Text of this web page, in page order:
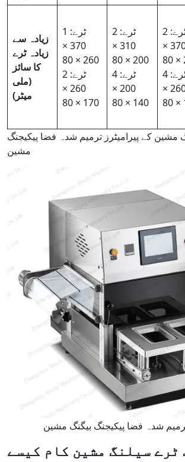
زیادہ سے
زیادہ ٹرے
کا سائز
(ملی
میٹر)
1 ٹرے:
370 ×
260 × 80
2 ٹرے:
260 ×
170 × 80
2 ٹرے:
310 ×
200 × 80
4 ٹرے:
200 ×
140 × 80
2 ٹرے:
370 ×
4 ٹرے:
260 ×
مشین کے پیرامیٹرز ترمیم شدہ فضا پیکیجنگ
مشین
شدہ فضا پیکیجنگ بیگنگ مشین
ٹرے سیلنگ مشین کام کیسے